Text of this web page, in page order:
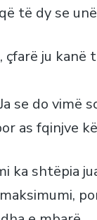
të dy se
ju
se do vimë
as fqinjve
ka shtëpia